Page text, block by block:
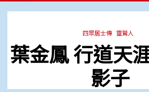
四眾居士傳 靈鷲人
葉金鳳 行道天
影子